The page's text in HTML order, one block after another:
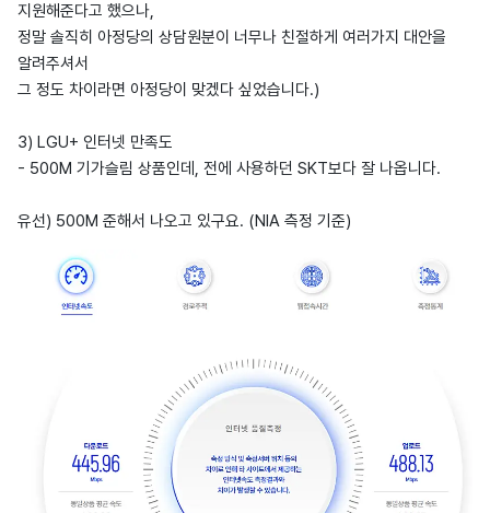
지원해준다고 했으나,
정말 솔직히 아정당의 상담원분이 너무나 친절하게 여러가지 대안을
알려주셔서
그 정도 차이라면 아정당이 맞겠다 싶었습니다.)
3) LGU+ 인터넷 만족도
- 500M 기가슬림 상품인데, 전에 사용하던 SKT보다 잘 나옵니다.
유선) 500M 준해서 나오고 있구요. (NIA 측정 기준)